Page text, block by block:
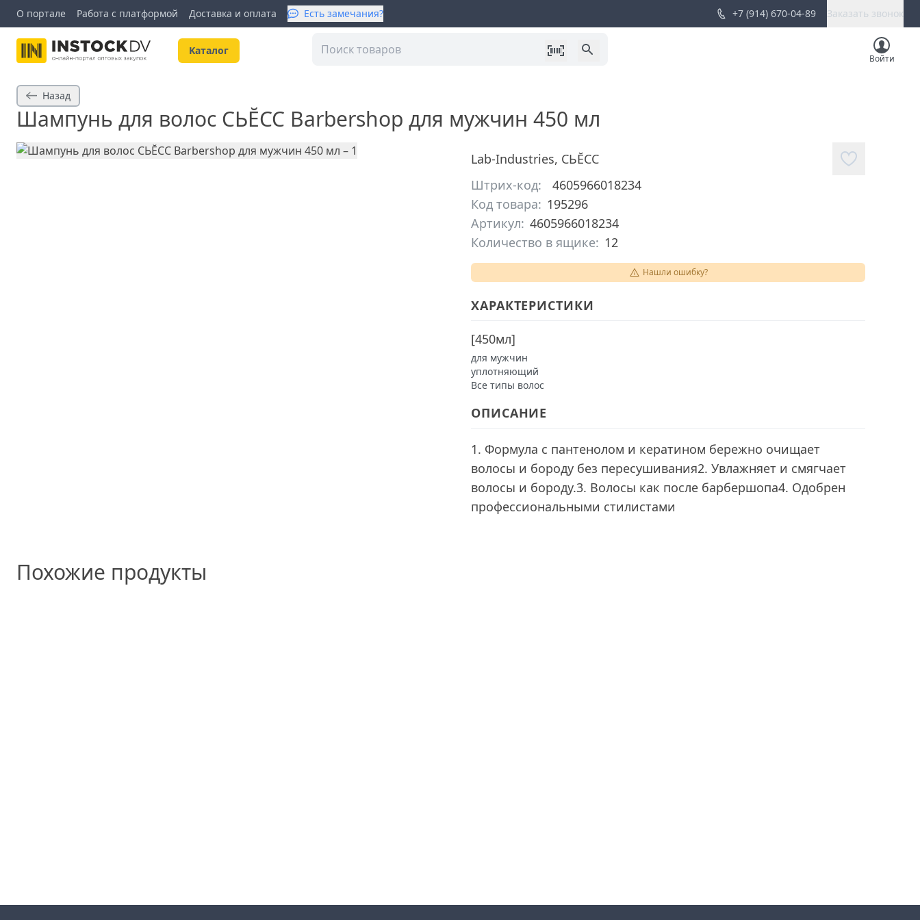
О портале Работа с платформой Доставка и оплата Есть замечания? +7 (914) 670-04-89 Заказать звонок
Kаталог
Войти
Назад
Шампунь для волос СЬĔСС Barbershop для мужчин 450 мл
Lab-Industries, СЬĔСС
Штрих-код:
4605966018234
Код товара: 195296
Артикул: 4605966018234
Количество в ящике: 12
Нашли ошибку?
ХАРАКТЕРИСТИКИ
[450мл]
для мужчин
уплотняющий
Все типы волос
ОПИСАНИЕ
1. Формула с пантенолом и кератином бережно очищает
волосы и бороду без пересушивания2. Увлажняет и смягчает
волосы и бороду.3. Волосы как после барбершопа4. Одобрен
профессиональными стилистами
Похожие продукты